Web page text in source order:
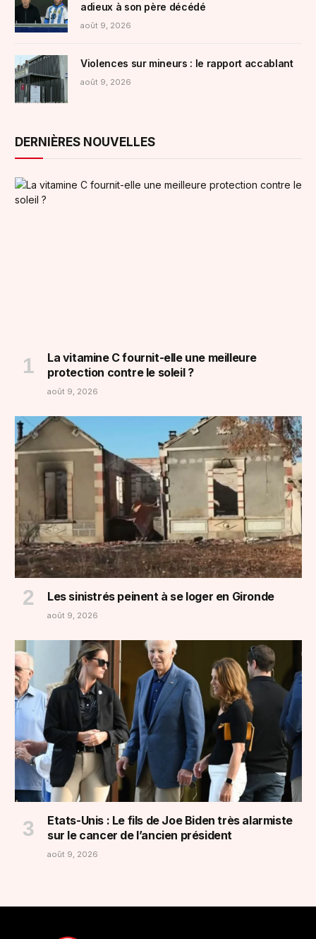
adieux à son père décédé
août 9, 2026
Violences sur mineurs : le rapport accablant
août 9, 2026
DERNIÈRES NOUVELLES
La vitamine C fournit-elle une meilleure
protection contre le soleil ?
août 9, 2026
Les sinistrés peinent à se loger en Gironde
août 9, 2026
Etats-Unis : Le fils de Joe Biden très alarmiste
sur le cancer de l’ancien président
août 9, 2026